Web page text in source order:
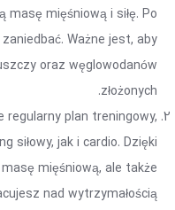
masę mięśniową i siłę. Po
Ważne jest, aby
oraz węglowodanów
złożonych.
regularny plan treningowy,
siłowy, jak i cardio. Dzięki
mięśniową, ale także
nad wytrzymałością.